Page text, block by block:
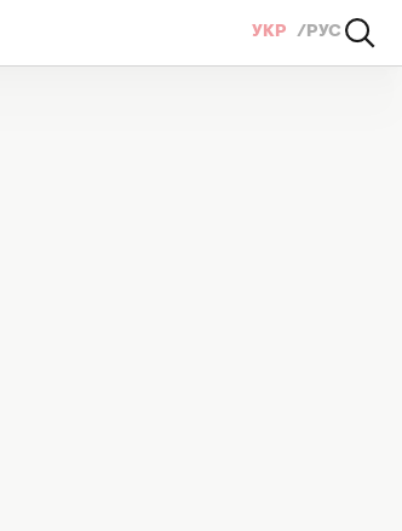
УКР РУС